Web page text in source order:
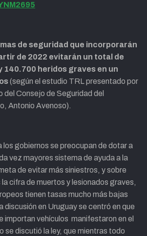
de seguridad que incorporarán
de 2022 evitarán un total de
140.700 heridos graves en un
(según el estudio TRL presentado por
Consejo de Seguridad del
Antonio Avenoso).
los gobiernos se preocupan de dotar a
vez mayores sistema de ayuda a la
de evitar más siniestros, y sobre
cifra de muertos y lesionados graves,
tienen tasas mucho más bajas
discusión en Uruguay se centró en que
importan vehículos manifestaron en el
se discutió la ley, que mientras todo